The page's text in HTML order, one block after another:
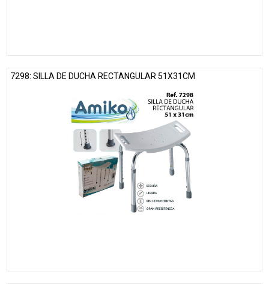
7298: SILLA DE DUCHA RECTANGULAR 51X31CM